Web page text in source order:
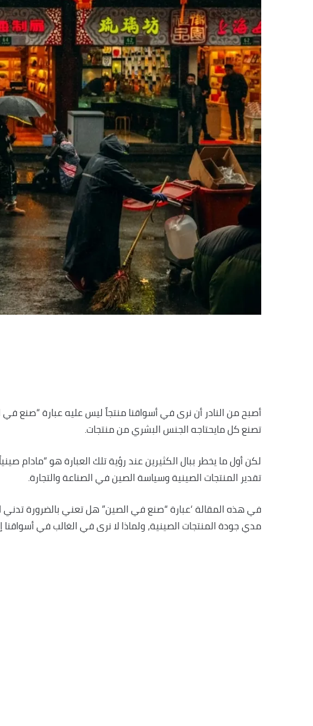
تصنع كل مايحتاجه الجنس البشري من منتجات.
لكن أول ما يخطر ببال الكثيرين عند رؤية تلك العبارة هو “مادام
تقدير المنتجات الصينية وسياسة الصين في الصناعة والتجارة.
في هذه المقالة ‘عبارة “صنع في الصين” هل تعني بالضرورة تدني
مدي جودة المنتجات الصينية، ولماذا لا نرى في الغالب في أسواقنا